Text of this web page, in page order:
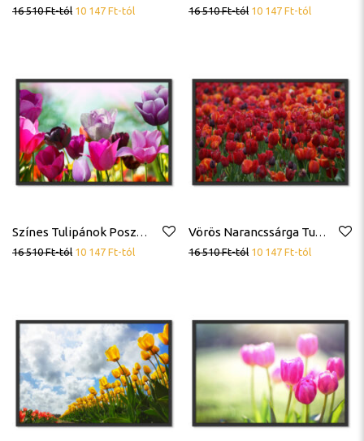
16 510Ft-tól 10 147 Ft-tól 16 510Ft-tól 10 147 Ft-tól
Színes Tulipánok Poszter
16 510Ft-tól 10 147 Ft-tól
Vörös Narancssárga Tulipánok Virágok Poszter
16 510Ft-tól 10 147 Ft-tól